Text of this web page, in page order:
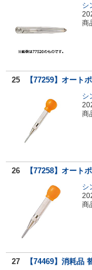
シ
商
25 【77259】オート
シ
商
26 【77258】オート
シ
商
27 【74469】消耗品